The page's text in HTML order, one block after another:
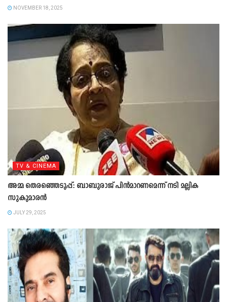
NOVEMBER 18, 2025
TV & CINEMA
അമ്മ തെരഞ്ഞെടുപ്പ്: ബാബുരാജ് പിൻമാറണമെന്ന് നടി മല്ലിക
സുകുമാരൻ
JULY 29, 2025